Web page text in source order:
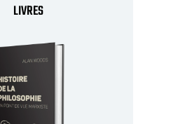
LIVRES